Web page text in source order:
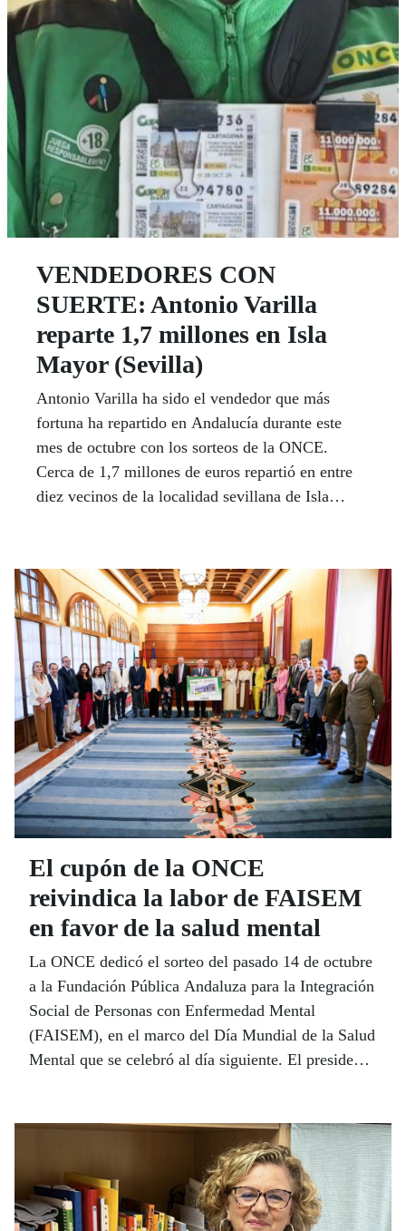
VENDEDORES CON
SUERTE: Antonio Varilla
reparte 1,7 millones en Isla
Mayor (Sevilla)
Antonio Varilla ha sido el vendedor que más
fortuna ha repartido en Andalucía durante este
mes de octubre con los sorteos de la ONCE.
Cerca de 1,7 millones de euros repartió en entre
diez vecinos de la localidad sevillana de Isla
Cádiz, por la cantidad de premios mayores
repartidos.
El cupón de la ONCE
reivindica la labor de FAISEM
en favor de la salud mental
La ONCE dedicó el sorteo del pasado 14 de octubre
a la Fundación Pública Andaluza para la Integración
Social de Personas con Enfermedad Mental
(FAISEM), en el marco del Día Mundial de la Salud
Mental que se celebró al día siguiente. El presidente
Andalucía, Rocío Hernández, participaron en la
presentación celebrada en la sede de la Cámara
autónomica.